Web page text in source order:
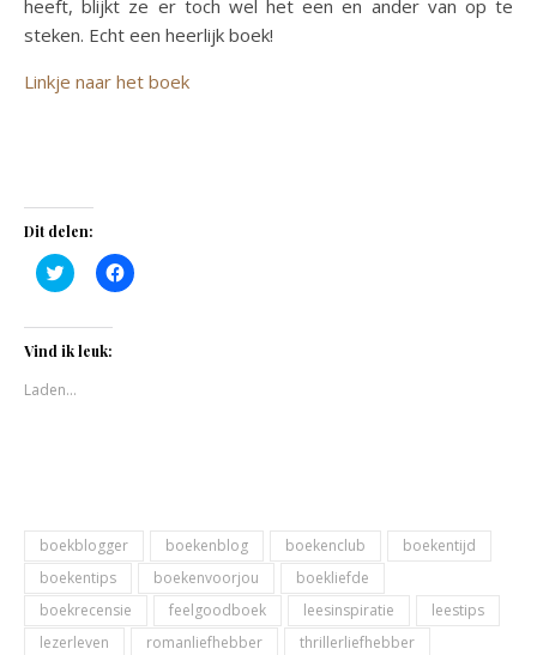
heeft, blijkt ze er toch wel het een en ander van op te
steken. Echt een heerlijk boek!
Linkje naar het boek
Dit delen:
Klik
om
met
Twitter
(Wordt
een
Klik
om
Vind ik leuk:
Laden...
boekblogger boekenblog boekenclub
boekentijd
boekentips
boekenvoorjou
boekliefde
boekrecensie
feelgoodboek leesinspiratie
leestips
lezerleven
romanliefhebber
thrillerliefhebber